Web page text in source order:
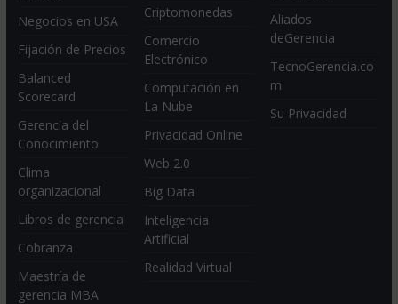
Negocios en USA
Fijación de Precios
Balanced
Scorecard
Gerencia del
Conocimiento
Clima
organizacional
Libros de gerencia
Cobranza
Maestría de
gerencia MBA
Criptomonedas
Comercio
Electrónico
Computación en
La Nube
Privacidad Online
Web 2.0
Big Data
Inteligencia
Artificial
Realidad Virtual
Aliados
deGerencia
TecnoGerencia.co
m
Su Privacidad